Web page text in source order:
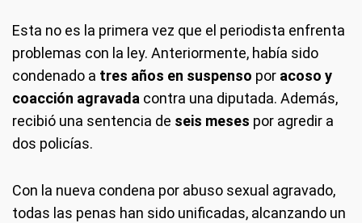
Esta no es la primera vez que el periodista enfrenta
problemas con la ley. Anteriormente, había sido
condenado a tres años en suspenso por acoso y
coacción agravada contra una diputada. Además,
recibió una sentencia de seis meses por agredir a
dos policías.
Con la nueva condena por abuso sexual agravado,
todas las penas han sido unificadas, alcanzando un